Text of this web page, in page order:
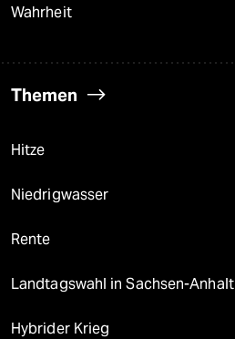
Wahrheit
Themen
Hitze
Niedrigwasser
Rente
Landtagswahl in Sachsen-Anhalt
Hybrider Krieg